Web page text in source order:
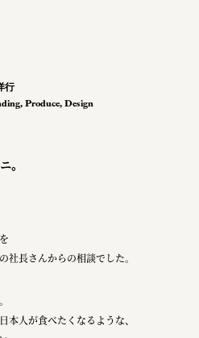
株式会社
システム株式会社
行
,Produce,Design
。
社長さんからの相談でした。
本人が食べたくなるような、